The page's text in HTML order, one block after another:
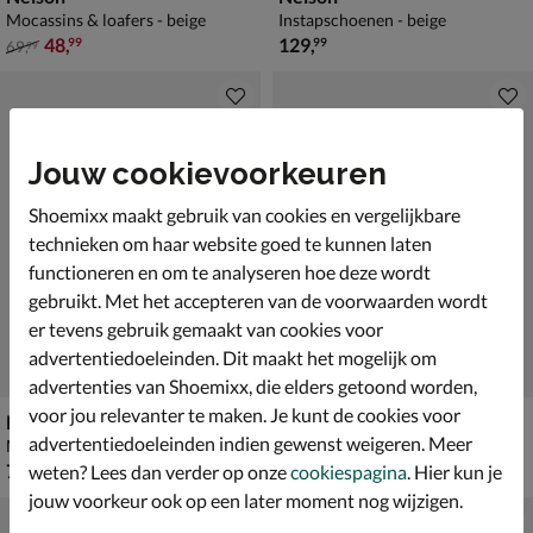
Mocassins & loafers - beige
van € 69,99 voor € 48,99
69,99 48,99
Instapschoenen - beige
€ 129,99
129,99
Nelson
Mocassins & loafers - bruin
€ 79,99
79 ,99
Nelson
Mocassins & loafers - zwart
€ 99,99
99,99
Jouw cookievoorkeuren
Shoemixx maakt gebruik van cookies en vergelijkbare
technieken om haar website goed te kunnen laten
functioneren en om te analyseren hoe deze wordt
gebruikt. Met het accepteren van de voorwaarden wordt
er tevens gebruik gemaakt van cookies voor
advertentiedoeleinden. Dit maakt het mogelijk om
advertenties van Shoemixx, die elders getoond worden,
voor jou relevanter te maken. Je kunt de cookies voor
advertentiedoeleinden indien gewenst weigeren. Meer
weten? Lees dan verder op onzecookiespagina. Hier kun je
jouw voorkeur ook op een later moment nog wijzigen.